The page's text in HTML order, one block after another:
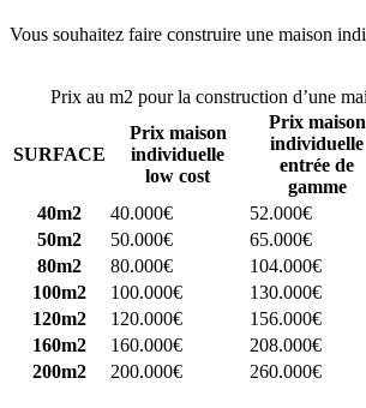
Vous souhaitez faire construire une maison
Prix au m2 pour la construction d’une
SURFACE
Prix maison
individuelle
low cost
Prix maison
individuelle
entrée de
gamme
40m2
40.000€ 52.000€
50m2
50.000€ 65.000€
80m2
80.000€ 104.000€
100m2
100.000€ 130.000€
120m2
120.000€ 156.000€
160m2
160.000€ 208.000€
200m2
200.000€ 260.000€